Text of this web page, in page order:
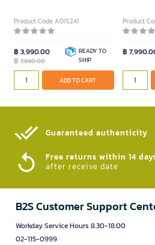
Product Code A015241
฿ 3,990.00
฿ 7,990.00
READY TO
SHIP
ADD TO CART
Product
฿
Guaranteed authenticity​
Free returns within 14
after receive date
B2S Customer Support
Workday Service Hours 8.30-18.00
02-115-0999